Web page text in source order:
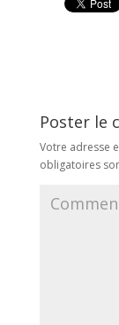
Poster le
Votre adresse
obligatoires